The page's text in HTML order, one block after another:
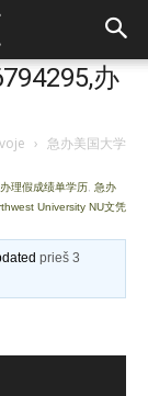
办
› 急办美国大学
理假成绩单学历 急办
University NU文凭
prieš 3